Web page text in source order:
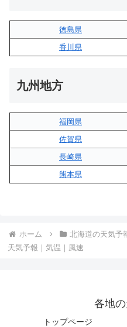
徳島県
香川県
九州地方
福岡県
佐賀県
長崎県
熊本県
ホーム 北海道の天気予
天気予報｜気温｜風速
各地
トップページ